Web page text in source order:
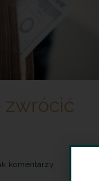
zwrócić
komentarzy